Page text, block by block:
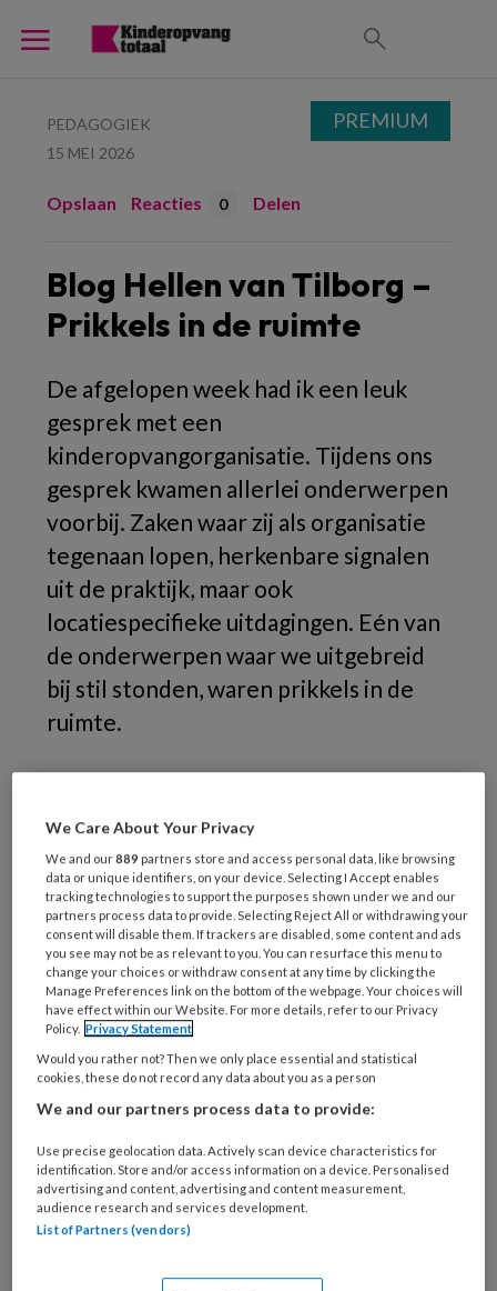
PEDAGOGIEK
15 MEI 2026
Opslaan Reacties 0 Delen
Blog Hellen van Tilborg –
Prikkels in de ruimte
De afgelopen week had ik een leuk
gesprek met een
kinderopvangorganisatie. Tijdens ons
gesprek kwamen allerlei onderwerpen
voorbij. Zaken waar zij als organisatie
tegenaan lopen, herkenbare signalen
uit de praktijk, maar ook
locatiespecifieke uitdagingen. Eén van
de onderwerpen waar we uitgebreid
bij stil stonden, waren prikkels in de
ruimte.
iStock/didecs
Ik
PREMIUM
We Care About Your Privacy
We and our889 partners store and access personal data, like browsing
data or unique identifiers, on your device. Selecting I Accept enables
tracking technologies to support the purposes shown under we and our
partners process data to provide. Selecting Reject All or withdrawing your
consent will disable them. If trackers are disabled, some content and ads
you see may not be as relevant to you. You can resurface this menu to
change your choices or withdraw consent at any time by clicking the
Manage Preferences link on the bottom of the webpage. Your choices will
have effect within our Website. For more details, refer to our Privacy
Policy. Privacy Statement
Would you rather not? Then we only place essential and statistical
cookies, these do not record any data about you as a person
We and our partners process data to provide:
Use precise geolocation data. Actively scan device characteristics for
identification. Store and/or access information on a device. Personalised
advertising and content, advertising and content measurement,
audience research and services development.
List of Partners (vendors)